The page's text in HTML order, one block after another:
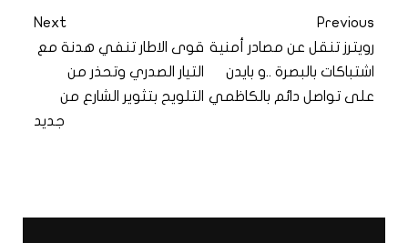
Previous
رويترز تنقل عن مصادر أمنية
اشتباكات بالبصرة ..و بايدن
على تواصل دائم بالكاظمي
Next
قوى الاطار تنفي هدنة مع
التيار الصدري وتحذر من
التلويح بتثوير الشارع من
جديد